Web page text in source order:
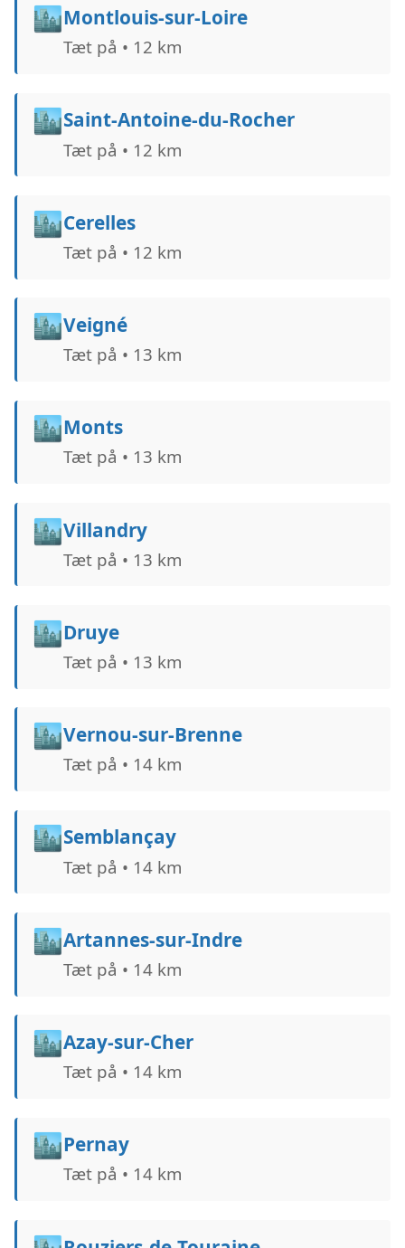
🏙️Montlouis-sur-Loire
Tæt på • 12 km
🏙️Saint-Antoine-du-Rocher
Tæt på • 12 km
🏙️Cerelles
Tæt på • 12 km
🏙️Veigné
Tæt på • 13 km
🏙️Monts
Tæt på • 13 km
🏙️Villandry
Tæt på • 13 km
🏙️Druye
Tæt på • 13 km
🏙️Vernou-sur-Brenne
Tæt på • 14 km
🏙️Semblançay
Tæt på • 14 km
🏙️Artannes-sur-Indre
Tæt på • 14 km
🏙️Azay-sur-Cher
Tæt på • 14 km
🏙️Pernay
Tæt på • 14 km